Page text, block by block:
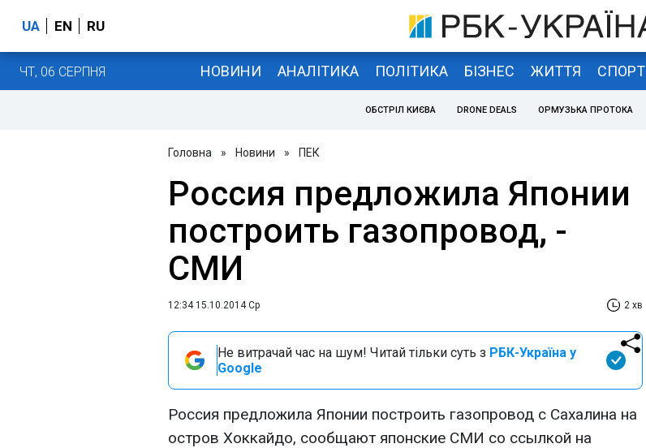
UA EN RU
ЧТ, 06 СЕРПНЯ НОВИНИ АНАЛІТИКА ПОЛІТИКА БІЗНЕС ЖИТТЯ СПОРТ
ОБСТРІЛ КИЄВА DRONE DEALS ОРМУЗЬКА ПРОТОКА
Головна » Новини » ПЕК
Россия предложила Японии
построить газопровод, -
СМИ
12:34 15.10.2014 Ср 2 хв
Не витрачай час на шум! Читай тільки суть з РБК-Україна у
Google
Россия предложила Японии построить газопровод с Сахалина на
остров Хоккайдо, сообщают японские СМИ со ссылкой на